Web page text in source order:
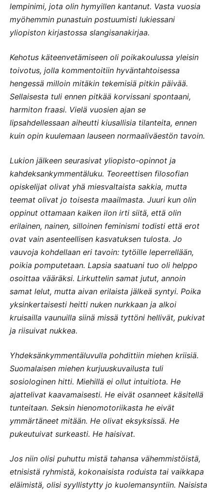
lempinimi, jota olin hymyillen kantanut. Vasta vuosia
myöhemmin punastuin postuumisti lukiessani
yliopiston kirjastossa slangisanakirjaa.
Kehotus käteenvetämiseen oli poikakoulussa yleisin
toivotus, jolla kommentoitiin hyväntahtoisessa
hengessä milloin mitäkin tekemisiä pitkin päivää.
Sellaisesta tuli ennen pitkää korvissani spontaani,
harmiton fraasi. Vielä vuosien ajan se
lipsahdellessaan aiheutti kiusallisia tilanteita, ennen
kuin opin kuulemaan lauseen normaaliväestön tavoin.
Lukion jälkeen seurasivat yliopisto-opinnot ja
kahdeksankymmentäluku. Teoreettisen filosofian
opiskelijat olivat yhä miesvaltaista sakkia, mutta
teemat olivat jo toisesta maailmasta. Juuri kun olin
oppinut ottamaan kaiken ilon irti siitä, että olin
erilainen, nainen, silloinen feminismi todisti että erot
ovat vain asenteellisen kasvatuksen tulosta. Jo
vauvoja kohdellaan eri tavoin: tytöille leperrellään,
poikia pomputetaan. Lapsia saatuani tuo oli helppo
osoittaa vääräksi. Lirkuttelin samat jutut, annoin
samat lelut, mutta aivan erilaista jälkeä syntyi. Poika
yksinkertaisesti heitti nuken nurkkaan ja alkoi
kruisailla vaunuilla siinä missä tyttöni hellivät, pukivat
ja riisuivat nukkea.
Yhdeksänkymmentäluvulla pohdittiin miehen kriisiä.
Suomalaisen miehen kurjuuskuvailusta tuli
sosiologinen hitti. Miehillä ei ollut intuitiota. He
ajattelivat kaavamaisesti. He eivät osanneet käsitellä
tunteitaan. Seksin hienomotoriikasta he eivät
ymmärtäneet mitään. He olivat eksyksissä. He
pukeutuivat surkeasti. He haisivat.
Jos niin olisi puhuttu mistä tahansa vähemmistöistä,
etnisistä ryhmistä, kokonaisista roduista tai vaikkapa
eläimistä, olisi syyllistytty jo kuolemansyntiin. Naisista